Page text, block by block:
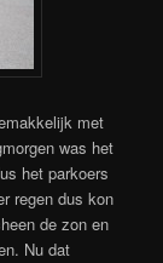
met
was het
het parkoers
regen dus kon
de zon en
Nu dat